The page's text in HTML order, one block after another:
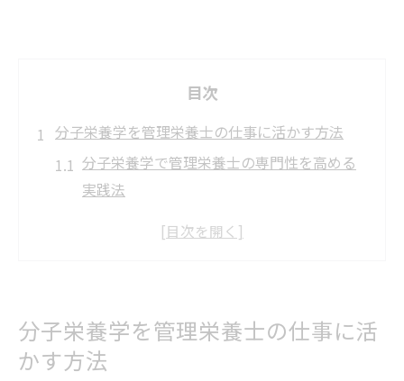
目次
分子栄養学を管理栄養士の仕事に活かす方法
分子栄養学で管理栄養士の専門性を高める
実践法
血液検査を用いた管理栄養士の新たな支援
分子栄養学と管理栄養士の連携が生む具体
的メリット
分子栄養学を管理栄養士の仕事に活
かす方法